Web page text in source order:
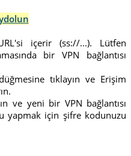
içerir (ss://...). Lütfen
bir VPN bağlantısı
tıklayın ve Erişim
ve yeni bir VPN bağlantısı
yapmak için şifre kodunuzu